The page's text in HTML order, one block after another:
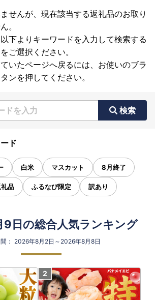
せんが、現在該当する返礼品のお取り
。
下よりキーワードを入力して検索する
ご選択ください。
いたページへ戻るには、お使いのブラ
ンを押してください。
検索
ド
白米 マスカット 8月終了
品 ふるなび限定 訳あり
日の総合人気ランキング
： 2026年8月2日～2026年8月8日